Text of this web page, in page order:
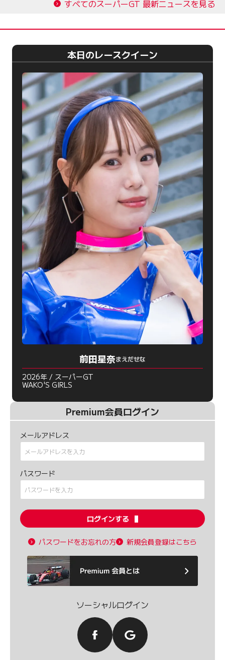
すべてのスーパーGT 最新ニュースを見る
本日のレースクイーン
前田星奈まえだせな
2026年 / スーパーGT
WAKO'S GIRLS
Premium会員ログイン
メールアドレス
パスワード
ログインする
パスワードをお忘れの方 新規会員登録はこちら
ソーシャルログイン